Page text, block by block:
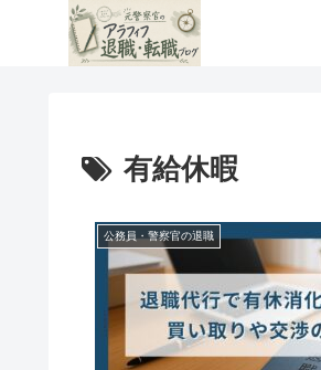
有給休暇
公務員・警察官の退職